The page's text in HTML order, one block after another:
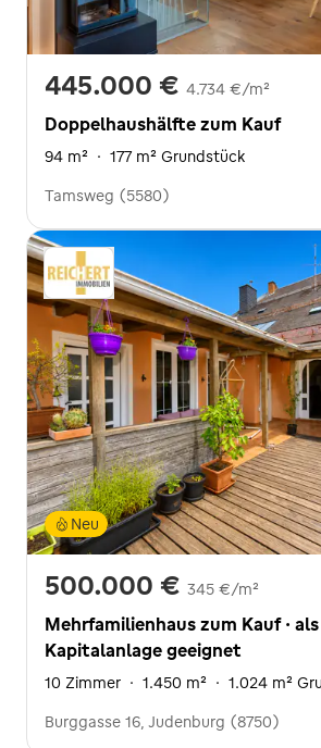
445.000 € 4.734 €/m²
Doppelhaushälfte zum Kauf
94 m² · 177 m² Grundstück
Tamsweg (5580)
Neu
500.000 € 345 €/m²
Mehrfamilienhaus zum Kauf · als
Kapitalanlage geeignet
10 Zimmer · 1.450 m² · 1.024 m²
Burggasse 16, Judenburg (8750)